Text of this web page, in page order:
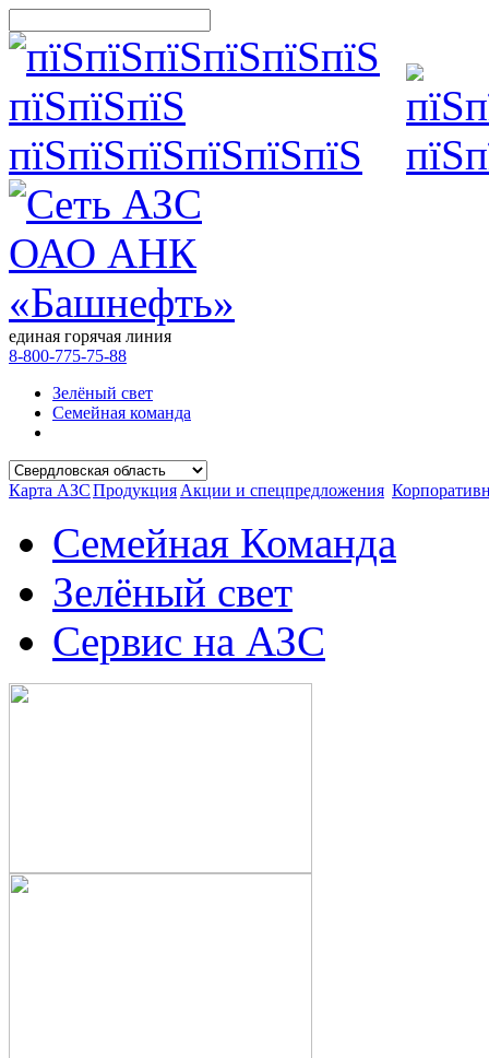
единая горячая линия
8-800-775-75-88
Зелёный свет
Семейная команда
Карта АЗСПродукция Акции и спецпредложения
Семейная Команда
Зелёный свет
Сервис на АЗС